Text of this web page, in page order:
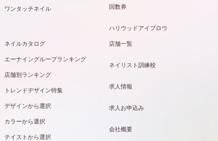
ワンタッチネイル 回数券
ハリウッドアイブロウ
ネイルカタログ
エーナイングループランキング
店舗別ランキング
トレンドデザイン特集
デザインから選択
カラーから選択
テイストから選択
店舗一覧
ネイリスト訓練校
求人情報
求人お申込み
会社概要